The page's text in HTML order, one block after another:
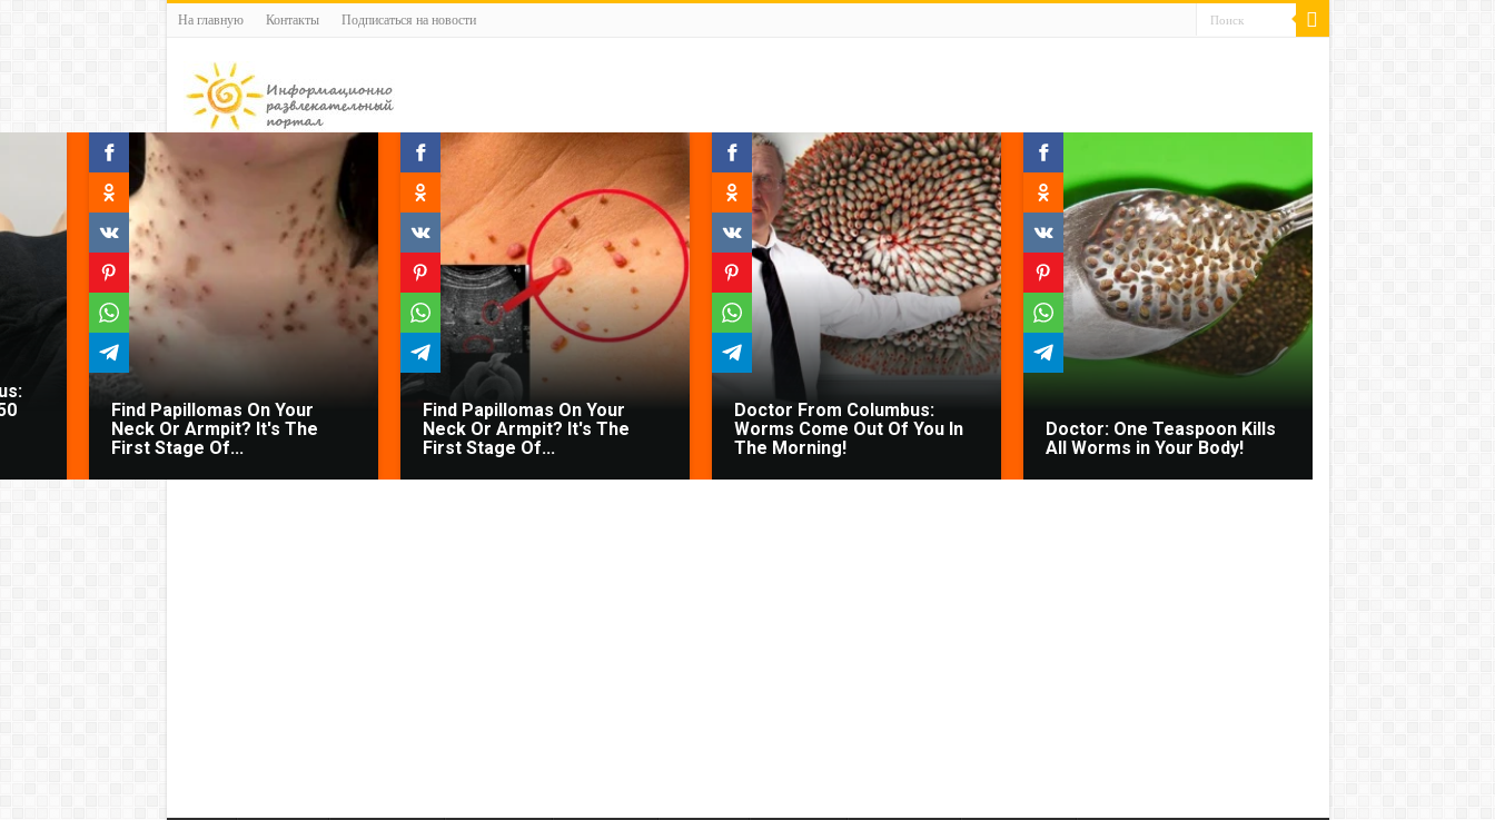
На главную Контакты Подписаться на новости
Find Papillomas On Your
Neck Or Armpit? It's The
First Stage Of...
Find Papillomas On Your
Neck Or Armpit? It's The
First Stage Of...
Doctor From Columbus:
Worms Come Out Of You In
The Morning!
Doctor: One Teaspoon Kills
All Worms in Your Body!